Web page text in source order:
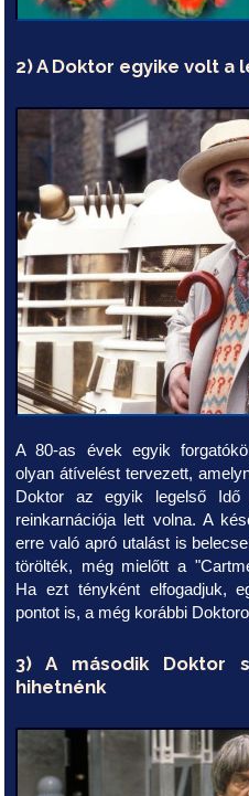
2) A Doktor egyike volt a
A 80-as évek egyik
olyan átívelést tervezett,
Doktor az egyik legelső
reinkarnációja lett volna. A
erre való apró utalást is
törölték, még mielőtt a
Ha ezt tényként elfogadjuk,
pontot is, a még korábbi
3) A második Doktor
hihetnénk